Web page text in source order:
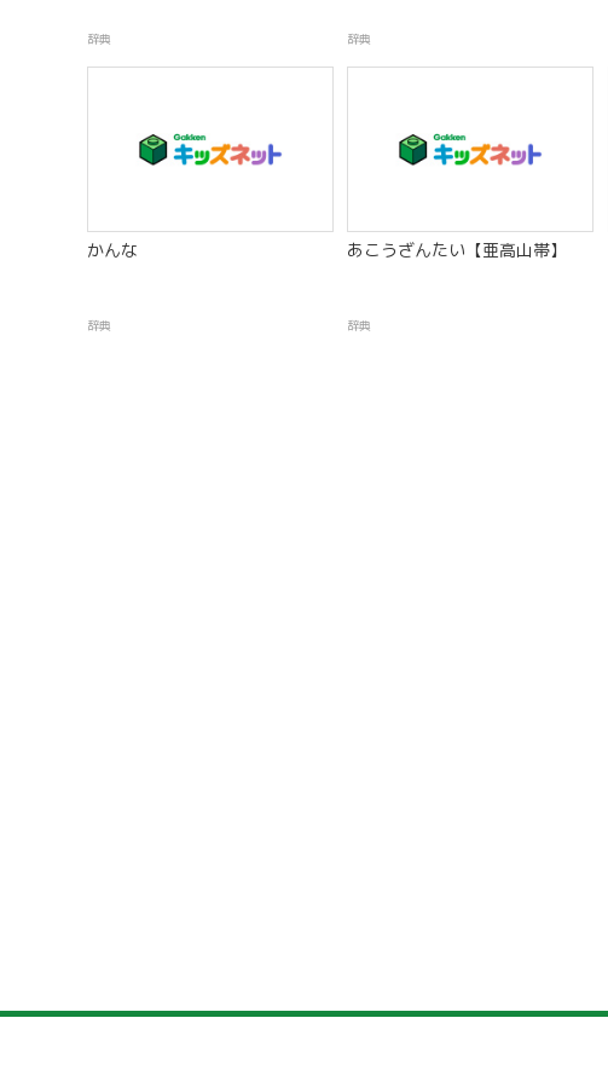
辞典 辞典
かんな
辞典
あこうざんたい【亜高山帯】
辞典